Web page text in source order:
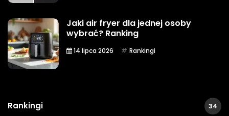
Jaki air fryer dla jednej osoby
wybrać? Ranking
14 lipca 2026 Rankingi
Rankingi 34